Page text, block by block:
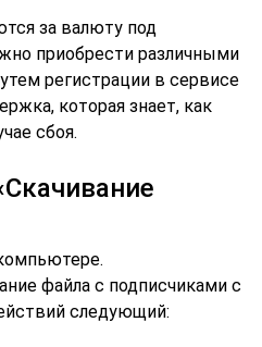
за валюту под
приобрести различными
регистрации в сервисе
которая знает, как
сбоя.
файла с подписчиками с
следующий: